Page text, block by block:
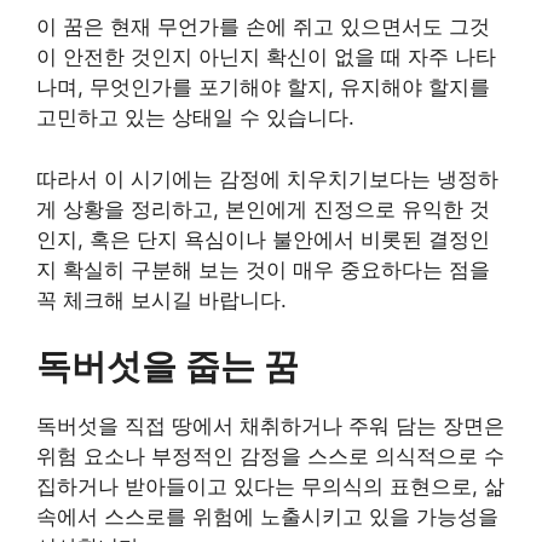
이 꿈은 현재 무언가를 손에 쥐고 있으면서도 그것
이 안전한 것인지 아닌지 확신이 없을 때 자주 나타
나며, 무엇인가를 포기해야 할지, 유지해야 할지를
고민하고 있는 상태일 수 있습니다.
따라서 이 시기에는 감정에 치우치기보다는 냉정하
게 상황을 정리하고, 본인에게 진정으로 유익한 것
인지, 혹은 단지 욕심이나 불안에서 비롯된 결정인
지 확실히 구분해 보는 것이 매우 중요하다는 점을
꼭 체크해 보시길 바랍니다.
독버섯을 줍는 꿈
독버섯을 직접 땅에서 채취하거나 주워 담는 장면은
위험 요소나 부정적인 감정을 스스로 의식적으로 수
집하거나 받아들이고 있다는 무의식의 표현으로, 삶
속에서 스스로를 위험에 노출시키고 있을 가능성을